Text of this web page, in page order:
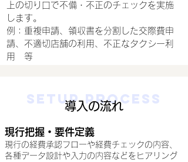
上の切り口で不備・不正のチェックを実施
します。
​例：重複申請、領収書を分割した交際費申
請、不適切店舗の利用、不正なタクシー利
用 等
Setup Process
導入の流れ
現行把握・要件定義
現行の経費承認フローや経費チェックの内容、
各種データ設計や入力の内容などをヒアリング